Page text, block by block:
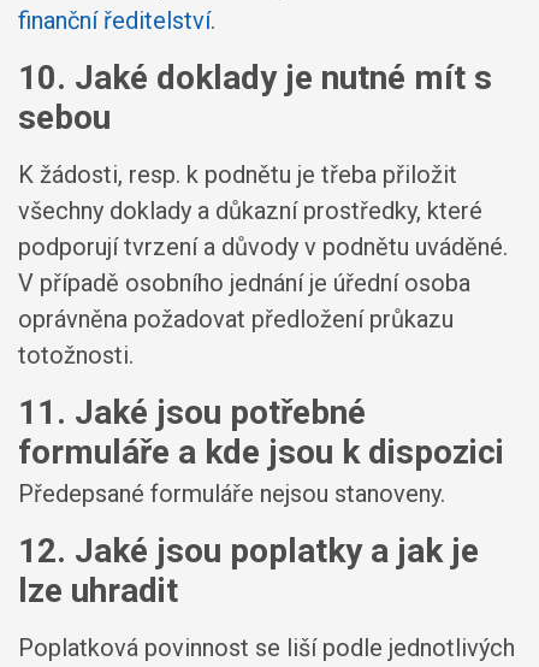
finanční ředitelství.
10. Jaké doklady je nutné mít s
sebou
K žádosti, resp. k podnětu je třeba přiložit
všechny doklady a důkazní prostředky, které
podporují tvrzení a důvody v podnětu uváděné.
V případě osobního jednání je úřední osoba
oprávněna požadovat předložení průkazu
totožnosti.
11. Jaké jsou potřebné
formuláře a kde jsou k dispozici
Předepsané formuláře nejsou stanoveny.
12. Jaké jsou poplatky a jak je
lze uhradit
Poplatková povinnost se liší podle jednotlivých